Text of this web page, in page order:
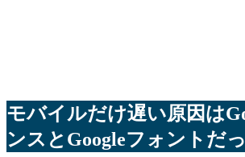
モバイルだけ遅い原因は
ンスとGoogleフォントだ